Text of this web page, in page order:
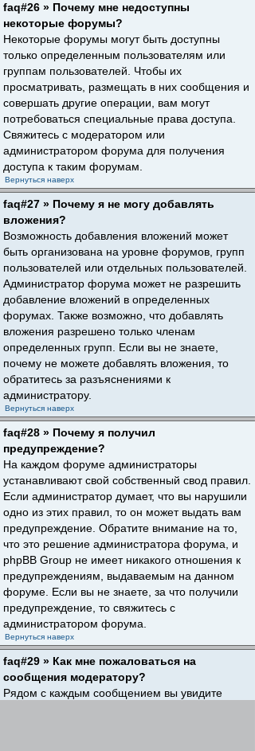
faq#26 » Почему мне недоступны
некоторые форумы?
Некоторые форумы могут быть доступны
только определенным пользователям или
группам пользователей. Чтобы их
просматривать, размещать в них сообщения и
совершать другие операции, вам могут
потребоваться специальные права доступа.
Свяжитесь с модератором или
администратором форума для получения
доступа к таким форумам.
Вернуться наверх
faq#27 » Почему я не могу добавлять
вложения?
Возможность добавления вложений может
быть организована на уровне форумов, групп
пользователей или отдельных пользователей.
Администратор форума может не разрешить
добавление вложений в определенных
форумах. Также возможно, что добавлять
вложения разрешено только членам
определенных групп. Если вы не знаете,
почему не можете добавлять вложения, то
обратитесь за разъяснениями к
администратору.
Вернуться наверх
faq#28 » Почему я получил
предупреждение?
На каждом форуме администраторы
устанавливают свой собственный свод правил.
Если администратор думает, что вы нарушили
одно из этих правил, то он может выдать вам
предупреждение. Обратите внимание на то,
что это решение администратора форума, и
phpBB Group не имеет никакого отношения к
предупреждениям, выдаваемым на данном
форуме. Если вы не знаете, за что получили
предупреждение, то свяжитесь с
администратором форума.
Вернуться наверх
faq#29 » Как мне пожаловаться на
сообщения модератору?
Рядом с каждым сообщением вы увидите